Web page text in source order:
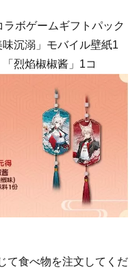
ボゲームギフトパック
味沉溺」モバイル壁紙1
烈焰椒椒酱」1コ
て食べ物を注文してくだ